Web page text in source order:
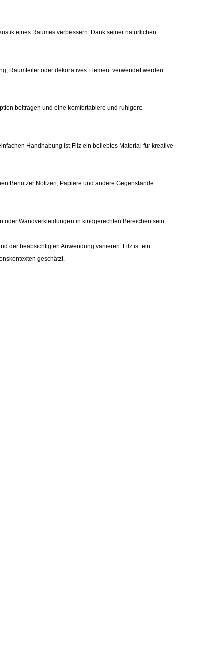
eines Raumes verbessern. Dank seiner natürlichen
Raumteiler oder dekoratives Element verwendet werden.
beitragen und eine komfortablere und ruhigere
Handhabung ist Filz ein beliebtes Material für kreative
Benutzer Notizen, Papiere und andere Gegenstände
Wandverkleidungen in kindgerechten Bereichen sein.
der beabsichtigten Anwendung variieren. Filz ist ein
geschätzt.